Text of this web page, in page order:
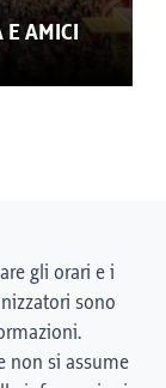
E AMICI
gli orari e i
sono
non si assume